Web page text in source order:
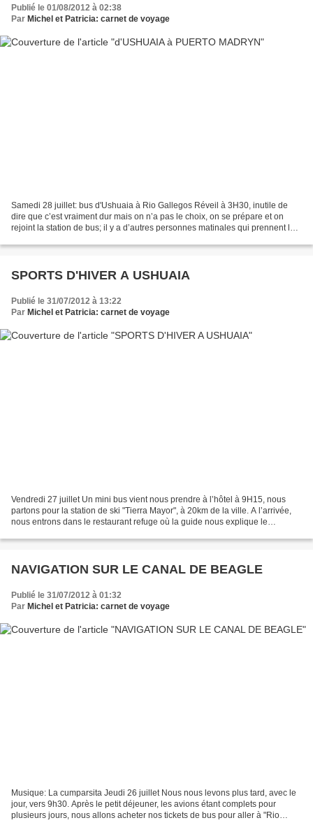
Publié le 01/08/2012 à 02:38
Par Michel et Patricia: carnet de voyage
Samedi 28 juillet: bus d'Ushuaia à Rio Gallegos Réveil à 3H30, inutile de
dire que c’est vraiment dur mais on n’a pas le choix, on se prépare et on
rejoint la station de bus; il y a d’autres personnes matinales qui prennent le
SPORTS D'HIVER A USHUAIA
Publié le 31/07/2012 à 13:22
Par Michel et Patricia: carnet de voyage
Vendredi 27 juillet Un mini bus vient nous prendre à l’hôtel à 9H15, nous
partons pour la station de ski "Tierra Mayor", à 20km de la ville. A l’arrivée,
nous entrons dans le restaurant refuge où la guide nous explique le
NAVIGATION SUR LE CANAL DE BEAGLE
Publié le 31/07/2012 à 01:32
Par Michel et Patricia: carnet de voyage
Musique: La cumparsita Jeudi 26 juillet Nous nous levons plus tard, avec le
jour, vers 9h30. Après le petit déjeuner, les avions étant complets pour
plusieurs jours, nous allons acheter nos tickets de bus pour aller à "Rio